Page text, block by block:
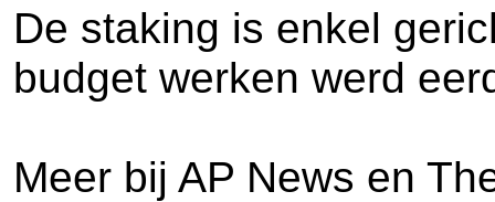
De staking is enkel
budget werken werd
Meer bij AP News en